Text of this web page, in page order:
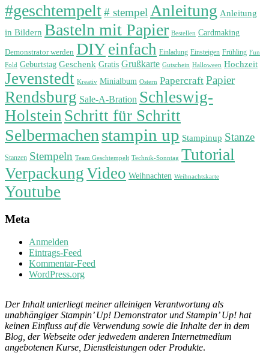
#geschtempelt# stempel Anleitung Anleitung
in Bildern Basteln mit Papier Bestellen Cardmaking
Demonstrator werden DIYeinfach Einladung Einsteigen Frühling Fun
Fold Geburtstag Geschenk Gratis Grußkarte Gutschein Halloween Hochzeit
Jevenstedt Kreativ Minialbum Ostern Papercraft Papier
Rendsburg Sale-A-Bration Schleswig-
Holstein Schritt für Schritt
Selbermachen stampin up Stampinup Stanze
Stanzen Stempeln Team Geschtempelt Technik-Sonntag Tutorial
VerpackungVideo Weihnachten Weihnachtskarte
Youtube
Meta
Anmelden
Eintrags-Feed
Kommentar-Feed
WordPress.org
Der Inhalt unterliegt meiner alleinigen Verantwortung als
unabhängiger Stampin’ Up! Demonstrator und Stampin’ Up! hat
keinen Einfluss auf die Verwendung sowie die Inhalte der in dem
Blog, der Webseite oder jedwedem anderen Internetmedium
angebotenen Kurse, Dienstleistungen oder Produkte.